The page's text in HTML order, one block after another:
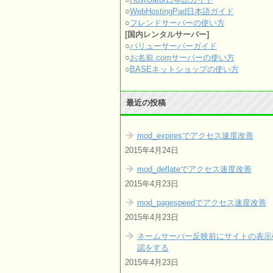
○WebHostingPad日本語ガイド
○フレンドサーバーの使い方
[国内レンタルサーバー]
○バリューサーバーガイド
○お名前.comサーバーの使い方
○ BASEネットショップの使い方
最近の投稿
mod_expiresでアクセス速度改善
2015年4月24日
mod_deflateでアクセス速度改善
2015年4月23日
mod_pagespeedでアクセス速度改善
2015年4月23日
ネームサーバー反映前にサイトの表示
認をする
2015年4月23日